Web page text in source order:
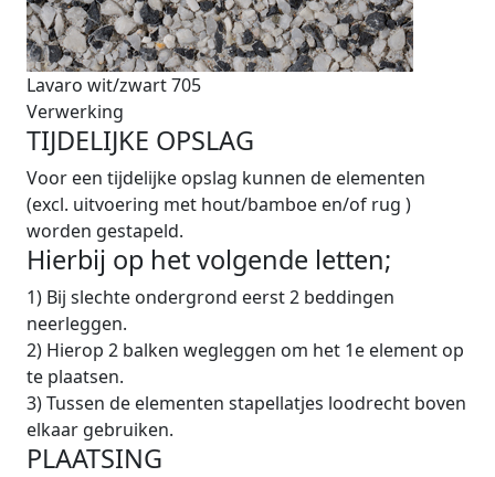
Lavaro wit/zwart 705
Verwerking
TIJDELIJKE OPSLAG
Voor een tijdelijke opslag kunnen de elementen
(excl. uitvoering met hout/bamboe en/of rug )
worden gestapeld.
Hierbij op het volgende letten;
1) Bij slechte ondergrond eerst 2 beddingen
neerleggen.
2) Hierop 2 balken wegleggen om het 1e element op
te plaatsen.
3) Tussen de elementen stapellatjes loodrecht boven
elkaar gebruiken.
PLAATSING